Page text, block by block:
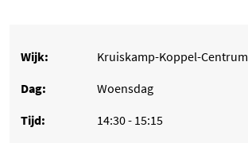
Kruiskamp-Koppel-Centrum
Woensdag
14:30 - 15:15